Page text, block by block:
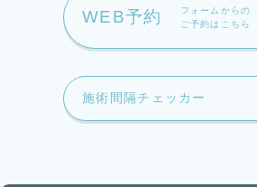
WEB予約
フォームからの
ご予約はこちら
施術間隔チェッカー